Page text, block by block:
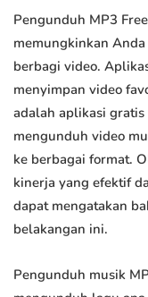
Pengunduh MP3
memungkinkan
berbagi video.
menyimpan video
adalah aplikasi
mengunduh video
ke berbagai format.
kinerja yang efektif
dapat mengatakan
belakangan ini.
Pengunduh musik